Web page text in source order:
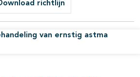
richtlijn
van ernstig astma